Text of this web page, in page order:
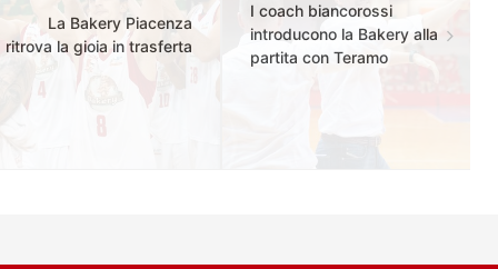
La Bakery Piacenza
ritrova la gioia in trasferta
I coach biancorossi
introducono la Bakery alla
partita con Teramo